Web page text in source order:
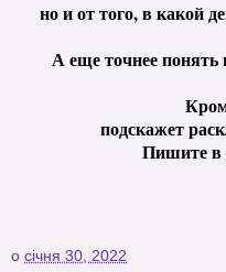
но и от того, в какой
А еще точнее
подскажет
Пишите в
о січня 30, 2022